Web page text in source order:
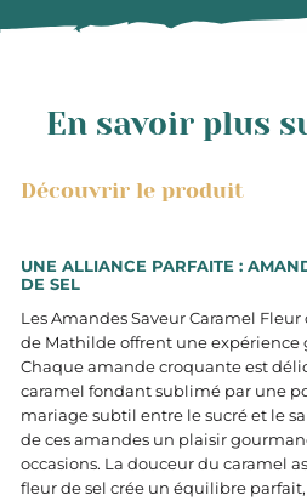
En savoir plus
Découvrir le produit
UNE ALLIANCE PARFAITE :
DE SEL
Les Amandes Saveur Caramel
de Mathilde offrent une expérience
Chaque amande croquante est
caramel fondant sublimé par une
mariage subtil entre le sucré et le
de ces amandes un plaisir
occasions. La douceur du caramel
fleur de sel crée un équilibre